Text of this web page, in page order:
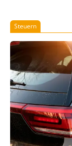
Beitrag zeigt,
Team
Sozialkassen
Steuern